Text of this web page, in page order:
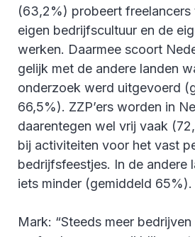
(63,2%) probeert freelancers
eigen bedrijfscultuur en de
werken. Daarmee scoort
gelijk met de andere landen
onderzoek werd uitgevoerd
66,5%). ZZP’ers worden in
daarentegen wel vrij vaak
bij activiteiten voor het vast
bedrijfsfeestjes. In de andere
iets minder (gemiddeld 65%).
Mark: “Steeds meer